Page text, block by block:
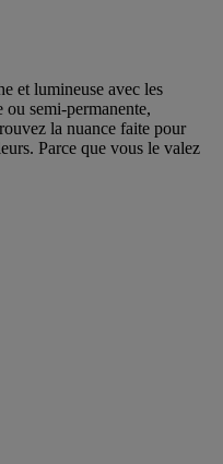
et lumineuse avec les
ou semi-permanente,
la nuance faite pour
Parce que vous le valez